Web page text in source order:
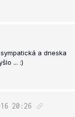
a dneska
... :)
20:26